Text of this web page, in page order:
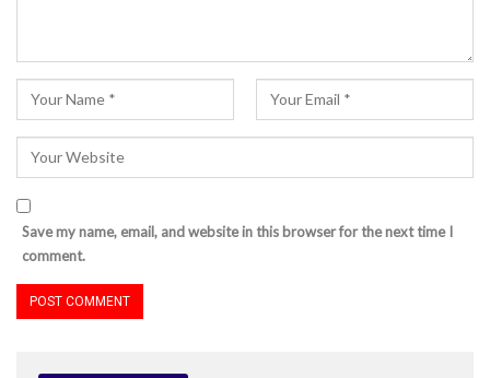
Save my name, email, and website in this browser for the next time I
comment.